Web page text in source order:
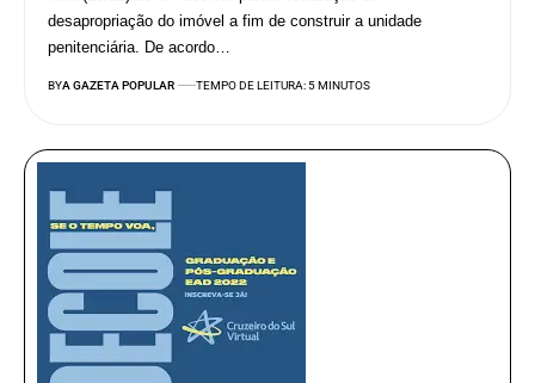
desapropriação do imóvel a fim de construir a unidade
penitenciária. De acordo…
BYA GAZETA POPULAR TEMPO DE LEITURA: 5 MINUTOS